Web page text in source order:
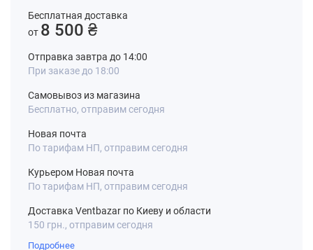
Бесплатная доставка
от 8 500 ₴
Отправка завтра до 14:00
При заказе до 18:00
Самовывоз из магазина
Бесплатно, отправим сегодня
Новая почта
По тарифам НП, отправим сегодня
Курьером Новая почта
По тарифам НП, отправим сегодня
Доставка Ventbazar по Киеву и области
150 грн., отправим сегодня
Подробнее